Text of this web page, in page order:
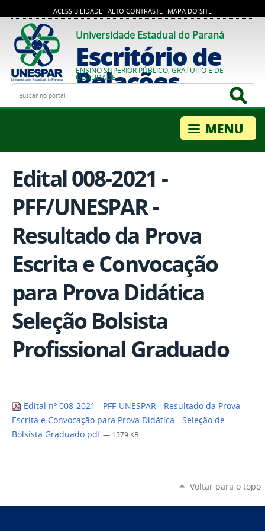
ACESSIBILIDADE ALTO CONTRASTE MAPA DO SITE
Universidade Estadual do Paraná
Escritório de
Relações
Internacionais
ENSINO SUPERIOR PÚBLICO, GRATUITO E DE
QUALIDADE
Busca
Edital 008-2021 -
PFF/UNESPAR -
Resultado da Prova
Escrita e Convocação
para Prova Didática
Seleção Bolsista
Profissional Graduado
Edital nº 008-2021 - PFF-UNESPAR - Resultado da Prova
Escrita e Convocação para Prova Didática - Seleção de
Bolsista Graduado.pdf — 1579 KB
Voltar para o topo